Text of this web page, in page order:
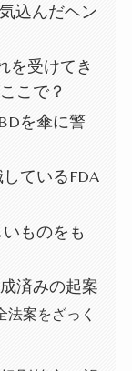
込んだヘン
を受けてき
こで？
を傘に警
ているFDA
ものをも
済みの起案
法案をざっく